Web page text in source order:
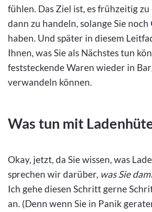
fühlen. Das Ziel ist, es frühzeitig
dann zu handeln, solange Sie
haben. Und später in diesem
Ihnen, was Sie als Nächstes tun
feststeckende Waren wieder in
verwandeln können.
Was tun mit
Okay, jetzt, da Sie wissen, was
sprechen wir darüber, was Sie
Ich gehe diesen Schritt gerne
an. (Denn wenn Sie in Panik